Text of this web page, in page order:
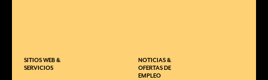
SITIOS WEB &
SERVICIOS
NOTICIAS &
OFERTAS DE
EMPLEO